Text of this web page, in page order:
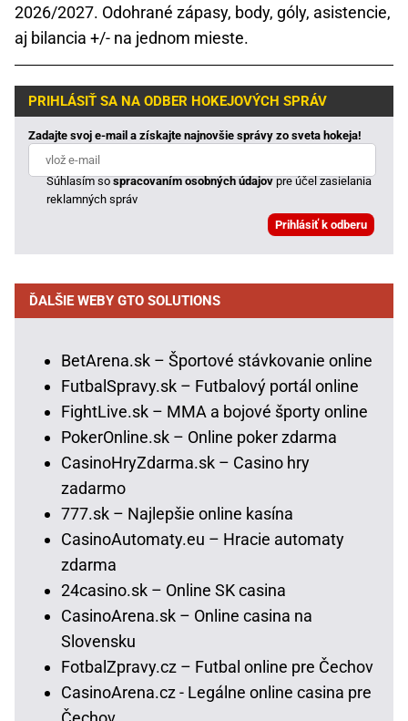
2026/2027. Odohrané zápasy, body, góly, asistencie,
aj bilancia +/- na jednom mieste.
PRIHLÁSIŤ SA NA ODBER HOKEJOVÝCH SPRÁV
Zadajte svoj e-mail a získajte najnovšie správy zo sveta hokeja!
Súhlasím sospracovaním osobných údajovpre účel zasielania
reklamných správ
ĎALŠIE WEBY GTO SOLUTIONS
BetArena.sk – Športové stávkovanie online
FutbalSpravy.sk – Futbalový portál online
FightLive.sk – MMA a bojové športy online
PokerOnline.sk – Online poker zdarma
CasinoHryZdarma.sk – Casino hry
zadarmo
777.sk – Najlepšie online kasína
CasinoAutomaty.eu – Hracie automaty
zdarma
24casino.sk – Online SK casina
CasinoArena.sk – Online casina na
Slovensku
FotbalZpravy.cz – Futbal online pre Čechov
CasinoArena.cz - Legálne online casina pre